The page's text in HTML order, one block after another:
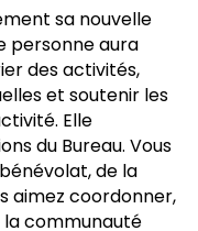
sa nouvelle
personne aura
des activités,
et soutenir les
Elle
du Bureau. Vous
de la
aimez coordonner,
communauté